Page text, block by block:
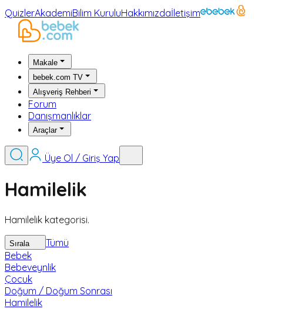
QuizlerAkademiBilim KuruluHakkımızdaİletişim
Makale
bebek.com TV
Alışveriş Rehberi
Forum
Danışmanlıklar
Araçlar
Üye Ol / Giriş Yap
Hamilelik
Hamilelik kategorisi.
Sırala
Tümü
Bebek
Bebeveynlik
Çocuk
Doğum / Doğum Sonrası
Hamilelik